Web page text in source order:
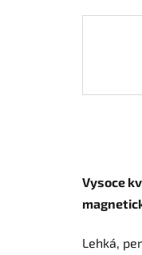
Vysoce
Lehká,